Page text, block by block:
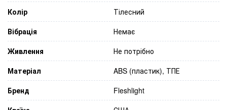
Колір
Тілесний
Вібрація
Немає
Живлення
Не потрібно
Матеріал
ABS (пластик), ТПЕ
Бренд
Fleshlight